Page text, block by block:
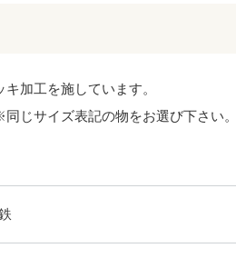
加工を施しています。
じサイズ表記の物をお選び下さい。